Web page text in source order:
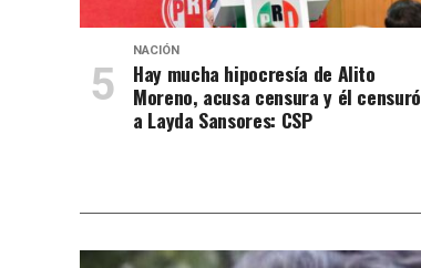
NACIÓN
Hay mucha hipocresía de Alito
Moreno, acusa censura y él censuró
a Layda Sansores: CSP